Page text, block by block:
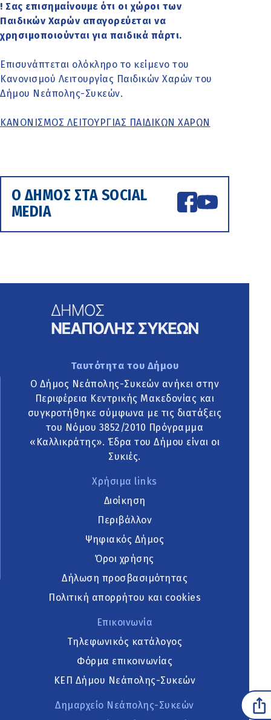
! Σας επισημαίνουμε ότι οι χώροι των
Παιδικών Χαρών απαγορεύεται να
χρησιμοποιούνται για παιδικά πάρτι.
Επισυνάπτεται ολόκληρο το κείμενο του
Κανονισμού Λειτουργίας Παιδικών Χαρών του
Δήμου Νεάπολης-Συκεών.
ΚΑΝΟΝΙΣΜΟΣ ΛΕΙΤΟΥΡΓΙΑΣ ΠΑΙΔΙΚΩΝ ΧΑΡΩΝ
Ο ΔΗΜΟΣ ΣΤΑ SOCIAL
MEDIA
Ταυτότητα του Δήμου
Ο Δήμος Νεάπολης-Συκεών ανήκει στην
Περιφέρεια Κεντρικής Μακεδονίας και
συγκροτήθηκε σύμφωνα με τις διατάξεις
του Νόμου 3852/2010 Πρόγραμμα
«Καλλικράτης». Έδρα του Δήμου είναι οι
Συκιές.
Χρήσιμα links
Διοίκηση
Περιβάλλον
Ψηφιακός Δήμος
Όροι χρήσης
Δήλωση προσβασιμότητας
Πολιτική απορρήτου και cookies
Επικοινωνία
Τηλεφωνικός κατάλογος
Φόρμα επικοινωνίας
ΚΕΠ Δήμου Νεάπολης-Συκεών
Δημαρχείο Νεάπολης-Συκεών